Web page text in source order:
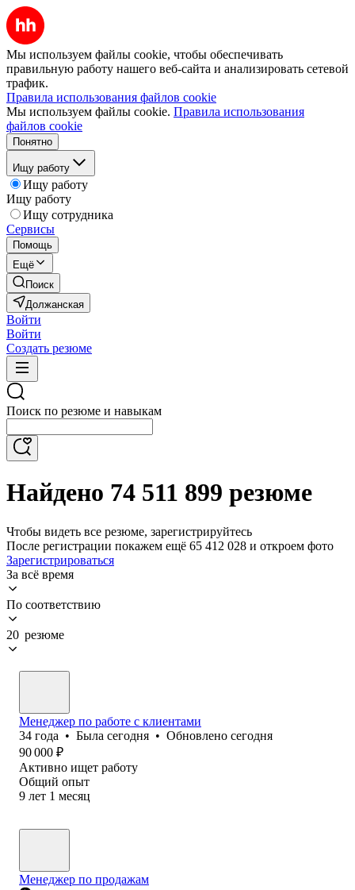
Мы используем файлы cookie, чтобы обеспечивать
правильную работу нашего веб-сайта и анализировать сетевой
трафик.
Правила использования файлов cookie
Мы используем файлы cookie. Правила использования
файлов cookie
Понятно
Ищу работу
Ищу работу
Ищу работу
Ищу сотрудника
Сервисы
Помощь
Ещё
Поиск
Должанская
Войти
Войти
Создать резюме
Поиск по резюме и навыкам
Найдено 74 511 899 резюме
Чтобы видеть все резюме, зарегистрируйтесь
После регистрации покажем ещё 65 412 028 и откроем фото
Зарегистрироваться
За всё время
По соответствию
20 резюме
Менеджер по работе с клиентами
34 года • Была сегодня • Обновлено сегодня
90 000 ₽
Активно ищет работу
Общий опыт
9 лет 1 месяц
Менеджер по продажам